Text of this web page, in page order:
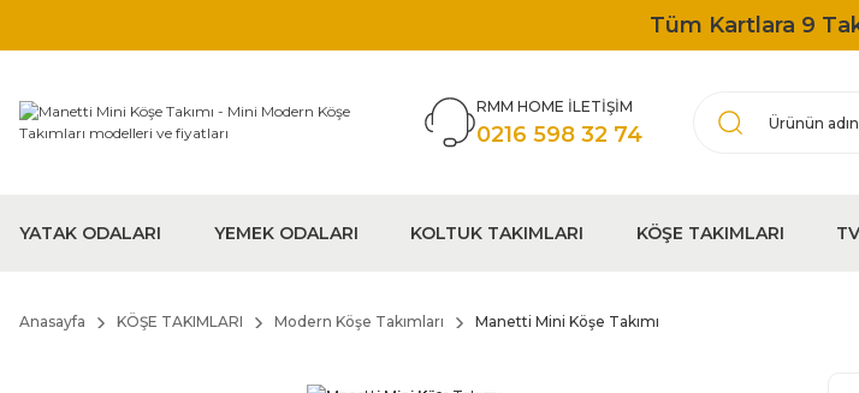
Tüm Kartlara 9
RMM HOME İLETİŞİM
0216 598 32 74
YATAK ODALARI YEMEK ODALARI KOLTUK TAKIMLARI KÖŞE TAKIMLARI
Anasayfa KÖŞE TAKIMLARI Modern Köşe Takımları Manetti Mini Köşe Takımı